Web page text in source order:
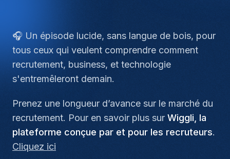
🎧 Un épisode lucide, sans langue de bois, pour
tous ceux qui veulent comprendre comment
recrutement, business, et technologie
s'entremêleront demain.
Prenez une longueur d’avance sur le marché du
recrutement. Pour en savoir plus sur Wiggli, la
plateforme conçue par et pour les recruteurs.
Cliquez ici